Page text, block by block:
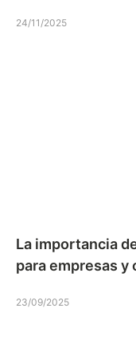
24/11/2025
La importancia
para empresas y
23/09/2025